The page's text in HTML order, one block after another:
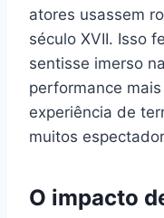
atores usassem
século XVII. Isso
sentisse imerso
performance
experiência de
muitos
O impacto